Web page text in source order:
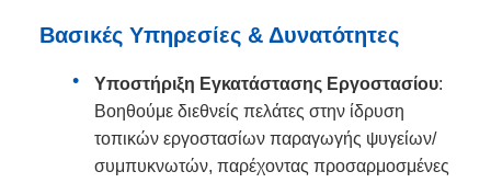
Βασικές Υπηρεσίες & Δυνατότητες
Υποστήριξη Εγκατάστασης Εργοστασίου:
Βοηθούμε διεθνείς πελάτες στην ίδρυση
τοπικών εργοστασίων παραγωγής ψυγείων/
συμπυκνωτών, παρέχοντας προσαρμοσμένες